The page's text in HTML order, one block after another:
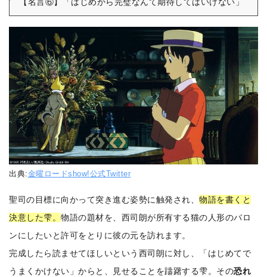
出典:金曜ロードshow!公式Twitter
聖司の目標に向かって突き進む姿勢に触発され、物語を書くと
決意した雫。物語の題材を、西司朗が所有する猫の人形のバロ
ンにしたいと許可をとりに彼の元を訪れます。
完成したら読ませてほしいという西司朗に対し、「はじめてで
うまくかけない」からと、見せることを躊躇する雫。その恐れ